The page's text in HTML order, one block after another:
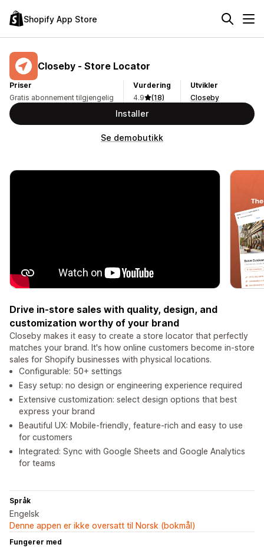
Shopify App Store
Closeby ‑ Store Locator
Priser
Gratis abonnement tilgjengelig
Vurdering
4.9
(18)
Utvikler
Closeby
Installer
Se demobutikk
Drive in-store sales with quality, design, and
customization worthy of your brand
Closeby makes it easy to create a store locator that perfectly
matches your brand. It's how online customers become in-store
sales for Shopify businesses with physical locations.
Configurable: 50+ settings
Easy setup: no design or engineering experience required
Extensive customization: select design options that best
express your brand
Beautiful UX: Mobile-friendly, feature-rich and easy to use
for customers
Integrated: Sync with Google Sheets and Google Analytics
for teams
Språk
Engelsk
Denne appen er ikke oversatt til Norsk (bokmål)
Fungerer med